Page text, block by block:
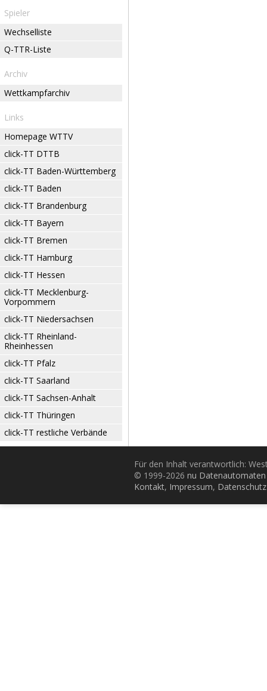
Spieler
Wechselliste
Q-TTR-Liste
Archiv
Wettkampfarchiv
Links
Homepage WTTV
click-TT DTTB
click-TT Baden-Württemberg
click-TT Baden
click-TT Brandenburg
click-TT Bayern
click-TT Bremen
click-TT Hamburg
click-TT Hessen
click-TT Mecklenburg-
Vorpommern
click-TT Niedersachsen
click-TT Rheinland-
Rheinhessen
click-TT Pfalz
click-TT Saarland
click-TT Sachsen-Anhalt
click-TT Thüringen
click-TT restliche Verbände
Für den Inhalt verantwortlich:
© 1999-2026 nu
Kontakt, Impressum, Datenschutz